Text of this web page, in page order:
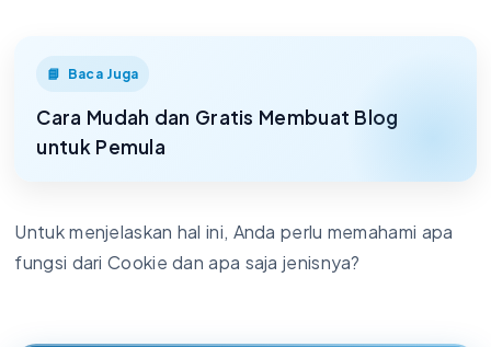
Baca Juga
Cara Mudah dan Gratis Membuat Blog
untuk Pemula
Untuk menjelaskan hal ini, Anda perlu memahami apa
fungsi dari Cookie dan apa saja jenisnya?